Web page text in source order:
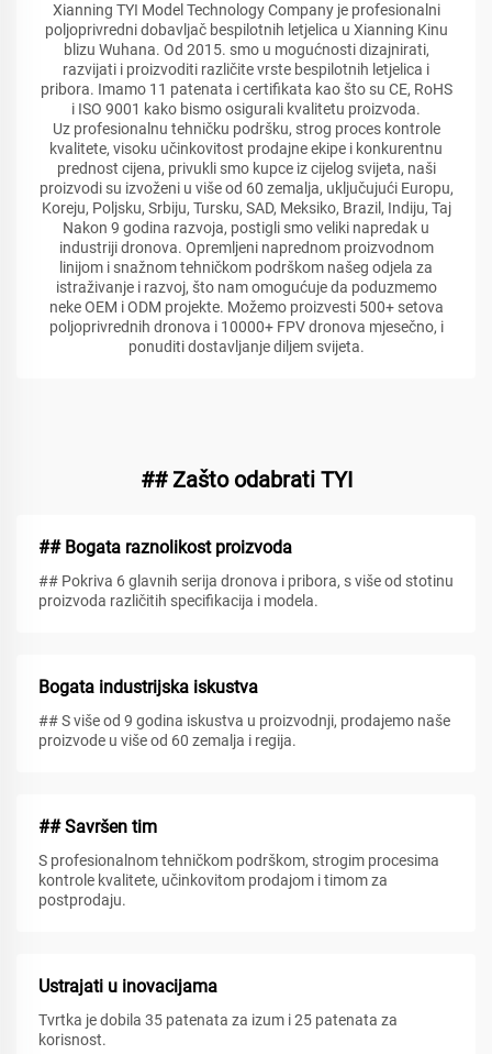
Xianning TYI Model Technology Company je profesionalni
poljoprivredni dobavljač bespilotnih letjelica u Xianning Kinu
blizu Wuhana. Od 2015. smo u mogućnosti dizajnirati,
razvijati i proizvoditi različite vrste bespilotnih letjelica i
pribora. Imamo 11 patenata i certifikata kao što su CE, RoHS
i ISO 9001 kako bismo osigurali kvalitetu proizvoda.
Uz profesionalnu tehničku podršku, strog proces kontrole
kvalitete, visoku učinkovitost prodajne ekipe i konkurentnu
prednost cijena, privukli smo kupce iz cijelog svijeta, naši
proizvodi su izvoženi u više od 60 zemalja, uključujući Europu,
Koreju, Poljsku, Srbiju, Tursku, SAD, Meksiko, Brazil, Indiju, Taj
Nakon 9 godina razvoja, postigli smo veliki napredak u
industriji dronova. Opremljeni naprednom proizvodnom
linijom i snažnom tehničkom podrškom našeg odjela za
istraživanje i razvoj, što nam omogućuje da poduzmemo
neke OEM i ODM projekte. Možemo proizvesti 500+ setova
poljoprivrednih dronova i 10000+ FPV dronova mjesečno, i
ponuditi dostavljanje diljem svijeta.
## Zašto odabrati TYI
## Bogata raznolikost proizvoda
## Pokriva 6 glavnih serija dronova i pribora, s više od stotinu
proizvoda različitih specifikacija i modela.
Bogata industrijska iskustva
## S više od 9 godina iskustva u proizvodnji, prodajemo naše
proizvode u više od 60 zemalja i regija.
## Savršen tim
S profesionalnom tehničkom podrškom, strogim procesima
kontrole kvalitete, učinkovitom prodajom i timom za
postprodaju.
Ustrajati u inovacijama
Tvrtka je dobila 35 patenata za izum i 25 patenata za
korisnost.